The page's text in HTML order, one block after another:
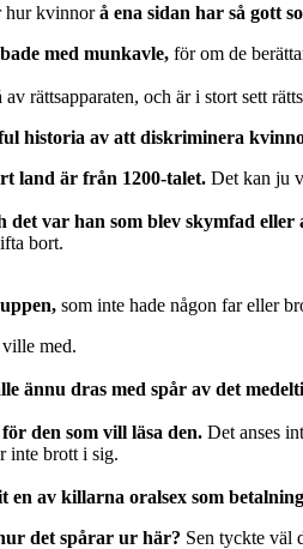
hur kvinnorå ena sidan har så gott
med munkavle, för om de
av rättsapparaten, och är i stort sett
historia av att diskriminera
land är från 1200-talet. Det kan ju
det var han som blev skymfad
bort.
som inte hade någon far eller
med.
ännu dras med spår av det
den som vill läsa den. Det anses
inte brott i sig.
av killarna oralsex som
det spårar ur här? Sen tyckte väl